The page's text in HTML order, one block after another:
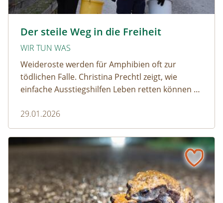
Der steile Weg in die Freiheit
WIR TUN WAS
Weideroste werden für Amphibien oft zur
tödlichen Falle. Christina Prechtl zeigt, wie
einfache Ausstiegshilfen Leben retten können –
Aufwand.
29.01.2026
Wenn der Weiderost zur Falle wird